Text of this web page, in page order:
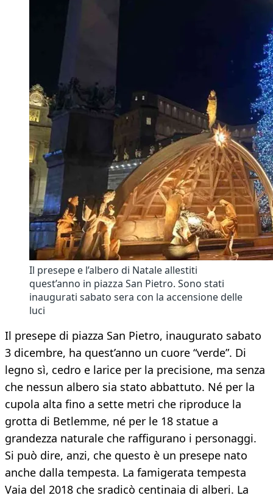
Il presepe e l’albero di Natale allestiti
quest’anno in piazza San Pietro. Sono stati
inaugurati sabato sera con la accensione delle
luci
​Il presepe di piazza San Pietro, inaugurato sabato
3 dicembre, ha quest’anno un cuore “verde”. Di
legno sì, cedro e larice per la precisione, ma senza
che nessun albero sia stato abbattuto. Né per la
cupola alta fino a sette metri che riproduce la
grotta di Betlemme, né per le 18 statue a
grandezza naturale che raffigurano i personaggi.
Si può dire, anzi, che questo è un presepe nato
anche dalla tempesta. La famigerata tempesta
Vaia del 2018 che sradicò centinaia di alberi. La